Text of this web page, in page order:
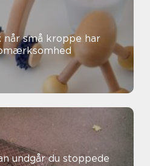
små kroppe har
undgår du stoppede